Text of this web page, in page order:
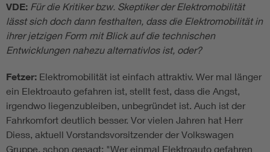
VDE: Für die Kritiker bzw. Skeptiker der Elektromobilität
lässt sich doch dann festhalten, dass die Elektromobilität in
ihrer jetzigen Form mit Blick auf die technischen
Entwicklungen nahezu alternativlos ist, oder?
Fetzer: Elektromobilität ist einfach attraktiv. Wer mal länger
ein Elektroauto gefahren ist, stellt fest, dass die Angst,
irgendwo liegenzubleiben, unbegründet ist. Auch ist der
Fahrkomfort deutlich besser. Vor vielen Jahren hat Herr
Diess, aktuell Vorstandsvorsitzender der Volkswagen
Gruppe, schon gesagt: "Wer einmal Elektroauto gefahren